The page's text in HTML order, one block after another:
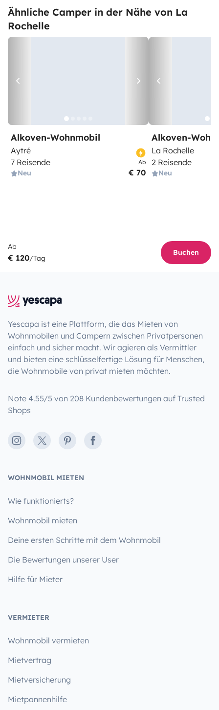
Ähnliche Camper in der Nähe von La
Rochelle
Alkoven-Wohnmobil
Aytré
7 Reisende
Neu
Ab
€ 70
Alkoven-
La Rochelle
2 Reisende
Neu
Ab
€ 120/Tag
Buchen
Yescapa ist eine Plattform, die das Mieten von
Wohnmobilen und Campern zwischen Privatpersonen
einfach und sicher macht. Wir agieren als Vermittler
und bieten eine schlüsselfertige Lösung für Menschen,
die Wohnmobile von privat mieten möchten.
Note 4.55/5 von 208 Kundenbewertungen auf Trusted
Shops
Instagram
X PinterestFacebook
WOHNMOBIL MIETEN
Wie funktionierts?
Wohnmobil mieten
Deine ersten Schritte mit dem Wohnmobil
Die Bewertungen unserer User
Hilfe für Mieter
VERMIETER
Wohnmobil vermieten
Mietvertrag
Mietversicherung
Mietpannenhilfe